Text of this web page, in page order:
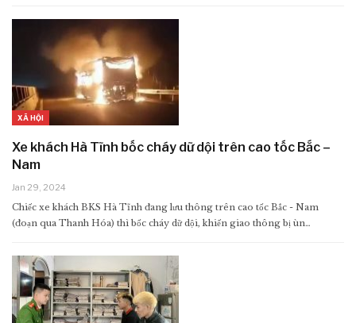
XÃ HỘI
Xe khách Hà Tĩnh bốc cháy dữ dội trên cao tốc Bắc –
Nam
Jan 29, 2024
Chiếc xe khách BKS Hà Tĩnh đang lưu thông trên cao tốc Bắc - Nam
(đoạn qua Thanh Hóa) thì bốc cháy dữ dội, khiến giao thông bị ùn…